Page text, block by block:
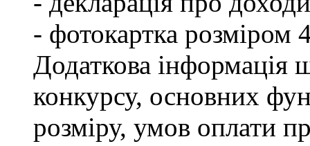
- фотокартка розміром
Додаткова інформація
конкурсу, основних
розміру, умов оплати